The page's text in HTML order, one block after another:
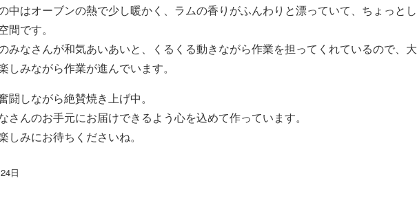
中はオーブンの熱で少し暖かく、ラムの香りがふんわりと漂っていて、ちょっとし
間です。
みなさんが和気あいあいと、くるくる動きながら作業を担ってくれているので、大
しみながら作業が進んでいます。
闘しながら絶賛焼き上げ中。
さんのお手元にお届けできるよう心を込めて作っています。
しみにお待ちくださいね。
日